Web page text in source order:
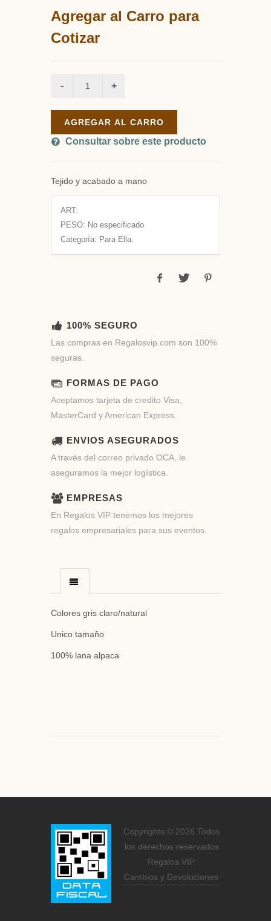
Agregar al Carro para
Cotizar
AGREGAR AL CARRO
Consultar sobre este producto
Tejido y acabado a mano
ART:
PESO: No especificado
Categoría: Para Ella.
100% SEGURO
Las compras en Regalosvip.com son 100%
seguras.
FORMAS DE PAGO
Aceptamos tarjeta de credito Visa,
MasterCard y American Express.
ENVIOS ASEGURADOS
A través del correo privado OCA, le
aseguramos la mejor logística.
EMPRESAS
En Regalos VIP tenemos los mejores
regalos empresariales para sus eventos.
Colores gris claro/natural
Unico tamaño
100% lana alpaca
Copyrights © 2026 Todos
los derechos reservados
Regalos VIP.
Cambios y Devoluciones